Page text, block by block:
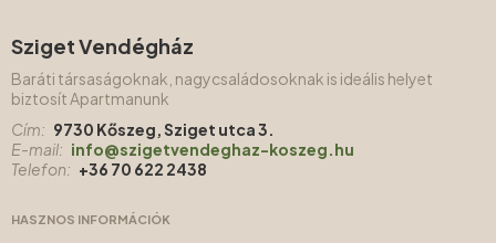
Sziget Vendégház
Baráti társaságoknak, nagycsaládosoknak is ideális helyet
biztosít Apartmanunk
Cím: 9730 Kőszeg, Sziget utca 3.
E-mail: info@szigetvendeghaz-koszeg.hu
Telefon: +36 70 622 2438
HASZNOS INFORMÁCIÓK